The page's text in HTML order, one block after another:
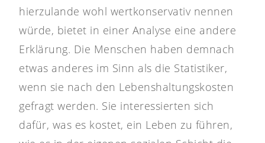
hierzulande wohl wertkonservativ nennen
würde, bietet in einer Analyse eine andere
Erklärung. Die Menschen haben demnach
etwas anderes im Sinn als die Statistiker,
wenn sie nach den Lebenshaltungskosten
gefragt werden. Sie interessierten sich
dafür, was es kostet, ein Leben zu führen,